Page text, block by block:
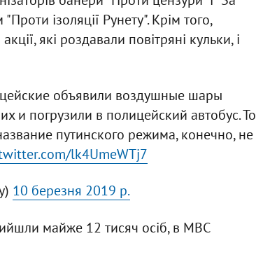
ізоляції Рунету". Крім того,
які роздавали повітряні кульки, і
объявили воздушные шары
и погрузили в полицейский автобус. То
путинского режима, конечно, не
lk4UmeWTj7
10 березня 2019 р.
майже 12 тисяч осіб, в МВС